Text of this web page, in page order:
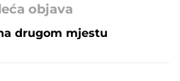
objava
drugom mjestu